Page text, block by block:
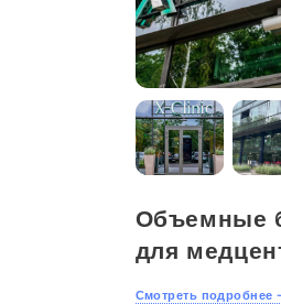
Объемные
для
Смотреть подробнее